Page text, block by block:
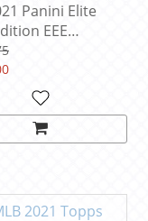
Panini Elite
EEE
精英系列 棒球卡
均 每盒 8張簽名卡
品卡 )